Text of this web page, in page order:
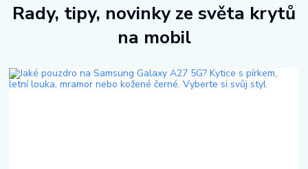
Rady, tipy, novinky ze světa krytů
na mobil